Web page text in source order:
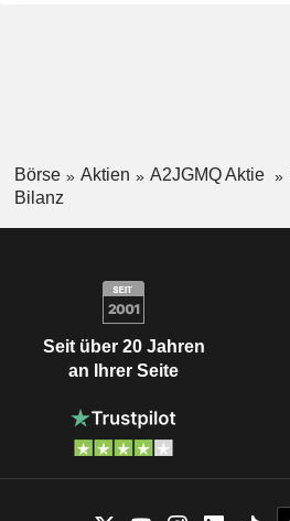
Börse Aktien A2JGMQ Aktie
Bilanz
Seit über 20 Jahren
an Ihrer Seite